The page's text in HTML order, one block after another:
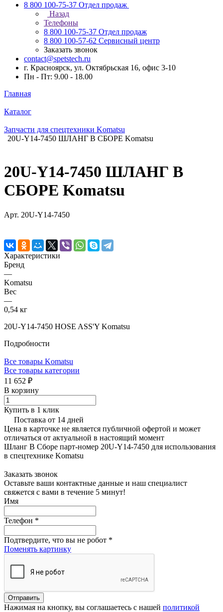
8 800 100-75-37 Отдел продаж
Назад
Телефоны
8 800 100-75-37 Отдел продаж
8 800 100-57-62 Сервисный центр
Заказать звонок
contact@spetstech.ru
г. Красноярск, ул. Октябрьская 16, офис 3-10
Пн - Пт: 9.00 - 18.00
Главная
Каталог
Запчасти для спецтехники Komatsu
20U-Y14-7450 ШЛАНГ В СБОРЕ Komatsu
20U-Y14-7450 ШЛАНГ В
СБОРЕ Komatsu
Арт. 20U-Y14-7450
Характеристики
Бренд
—
Komatsu
Вес
—
0,54 кг
20U-Y14-7450 HOSE ASS'Y Komatsu
Подробности
Все товары Komatsu
Все товары категории
11 652 ₽
В корзину
Купить в 1 клик
Поставка от 14 дней
Цена в карточке не является публичной офертой и может
отличаться от актуальной в настоящий момент
Шланг В Сборе парт-номер 20U-Y14-7450 для использования
в спецтехнике Komatsu
Заказать звонок
Оставьте ваши контактные данные и наш специалист
свяжется с вами в течение 5 минут!
Имя
Телефон *
Подтвердите, что вы не робот *
Поменять картинку
Нажимая на кнопку, вы соглашаетесь с нашей политикой